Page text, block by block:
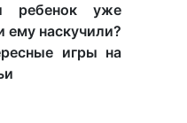
ребенок уже
ему наскучили?
игры на